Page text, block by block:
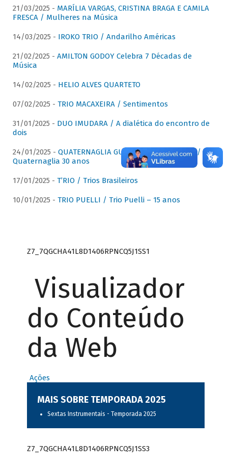
21/03/2025 - MARÍLIA VARGAS, CRISTINA BRAGA E CAMILA
FRESCA / Mulheres na Música
14/03/2025 - IROKO TRIO / Andarilho Américas
21/02/2025 - AMILTON GODOY Celebra 7 Décadas de
Música
14/02/2025 - HELIO ALVES QUARTETO
07/02/2025 - TRIO MACAXEIRA / Sentimentos
31/01/2025 - DUO IMUDARA / A dialética do encontro de
dois
24/01/2025 - QUATERNAGLIA GUITAR QUARTET (QGQ) /
Quaternaglia 30 anos
17/01/2025 - T’RIO / Trios Brasileiros
10/01/2025 - TRIO PUELLI / Trio Puelli – 15 anos
Z7_7QGCHA41L8D1406RPNCQ5J1SS1
Visualizador
do Conteúdo
da Web
Ações
MAIS SOBRE TEMPORADA 2025
Sextas Instrumentais - Temporada 2025
Z7_7QGCHA41L8D1406RPNCQ5J1SS3